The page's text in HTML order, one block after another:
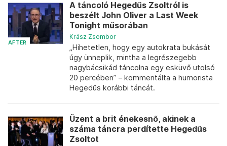
AFTER
A táncoló Hegedűs Zsoltról is
beszélt John Oliver a Last Week
Tonight műsorában
Krász Zsombor
„Hihetetlen, hogy egy autokrata bukását
úgy ünneplik, mintha a legrészegebb
nagybácsikád táncolna egy esküvő utolsó
20 percében” – kommentálta a humorista
Hegedűs korábbi táncát.
Üzent a brit énekesnő, akinek a
száma táncra perdítette Hegedűs
Zsoltot